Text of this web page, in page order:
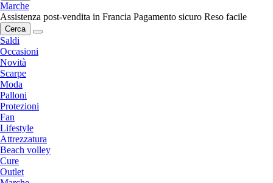
Marche
Assistenza post-vendita in Francia Pagamento sicuro Reso facile
Cerca
Saldi
Occasioni
Novità
Scarpe
Moda
Palloni
Protezioni
Fan
Lifestyle
Attrezzatura
Beach volley
Cure
Outlet